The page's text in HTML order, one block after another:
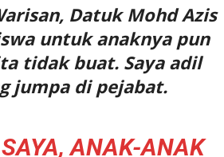
Datuk Mohd Azis
untuk anaknya pun
tidak buat. Saya adil
jumpa di pejabat.
ANAK-ANAK